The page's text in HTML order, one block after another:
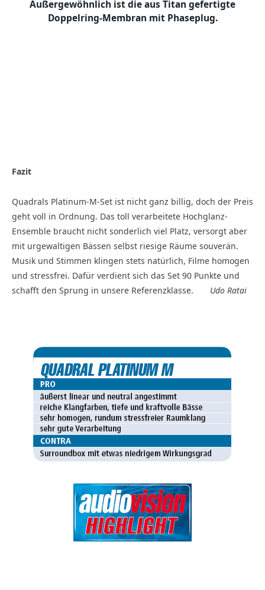
Außergewöhnlich ist die aus Titan gefertigte
Doppelring-Membran mit Phaseplug.
Fazit
Quadrals Platinum-M-Set ist nicht ganz billig, doch der Preis
geht voll in Ordnung. Das toll verarbeitete Hochglanz-
Ensemble braucht nicht sonderlich viel Platz, versorgt aber
mit urgewaltigen Bässen selbst riesige Räume souverän.
Musik und Stimmen klingen stets natürlich, Filme homogen
und stressfrei. Dafür verdient sich das Set 90 Punkte und
schafft den Sprung in unsere Referenzklasse. Udo Ratai